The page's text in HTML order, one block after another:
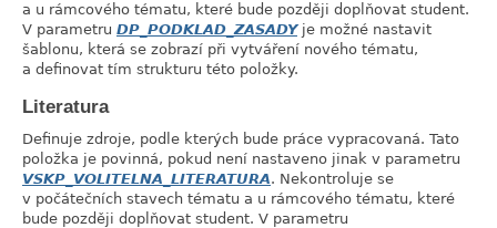
a u rámcového tématu, které bude později doplňovat student.
V parametru DP_PODKLAD_ZASADYje možné nastavit
šablonu, která se zobrazí při vytváření nového tématu,
a definovat tím strukturu této položky.
Literatura
Definuje zdroje, podle kterých bude práce vypracovaná. Tato
položka je povinná, pokud není nastaveno jinak v parametru
VSKP_VOLITELNA_LITERATURA. Nekontroluje se
v počátečních stavech tématu a u rámcového tématu, které
bude později doplňovat student. V parametru